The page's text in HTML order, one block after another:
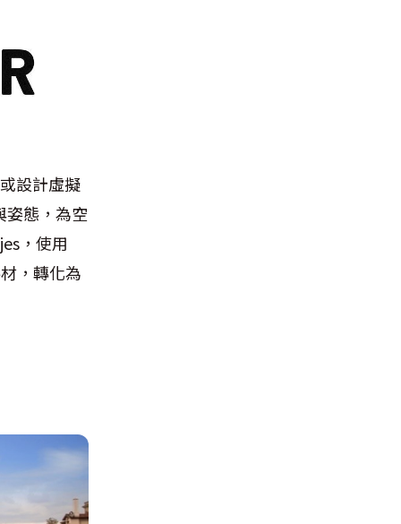
設計虛擬
姿態，為空
，使用
，轉化為